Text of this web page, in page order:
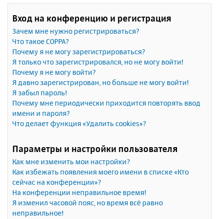
Вход на конференцию и регистрация
Зачем мне нужно регистрироваться?
Что такое COPPA?
Почему я не могу зарегистрироваться?
Я только что зарегистрировался, но не могу войти!
Почему я не могу войти?
Я давно зарегистрирован, но больше не могу войти!
Я забыл пароль!
Почему мне периодически приходится повторять ввод
имени и пароля?
Что делает функция «Удалить cookies»?
Параметры и настройки пользователя
Как мне изменить мои настройки?
Как избежать появления моего имени в списке «Кто
сейчас на конференции»?
На конференции неправильное время!
Я изменил часовой пояс, но время всё равно
неправильное!